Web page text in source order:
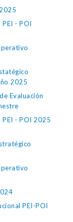
- POI
2025
Evaluación
- POI 2025
PEI-POI